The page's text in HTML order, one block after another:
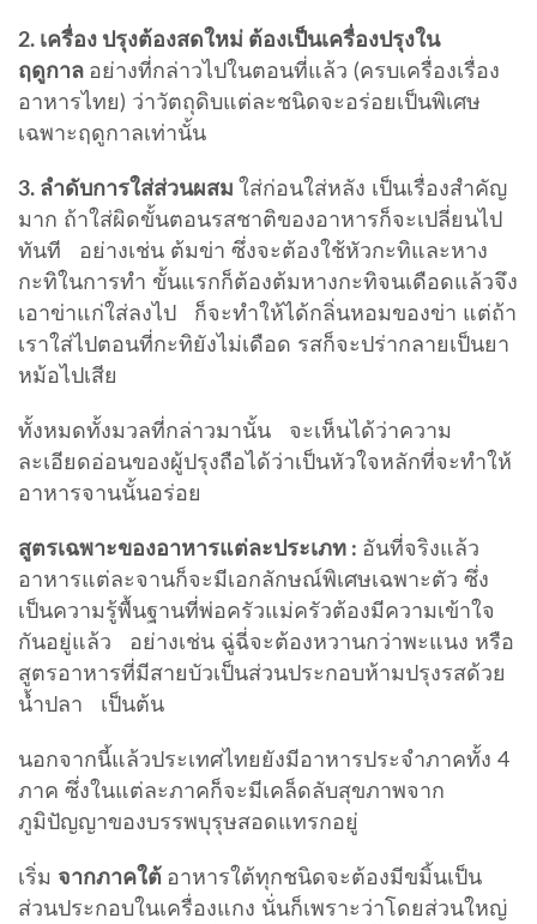
2. เครื่อง ปรุงต้องสดใหม่ ต้องเป็นเครื่องปรุงใน
ฤดูกาล อย่างที่กล่าวไปในตอนที่แล้ว (ครบเครื่องเรื่อง
อาหารไทย) ว่าวัตถุดิบแต่ละชนิดจะอร่อยเป็นพิเศษ
เฉพาะฤดูกาลเท่านั้น
3. ลำดับการใส่ส่วนผสม ใส่ก่อนใส่หลัง เป็นเรื่องสำคัญ
มาก ถ้าใส่ผิดขั้นตอนรสชาติของอาหารก็จะเปลี่ยนไป
ทันที อย่างเช่น ต้มข่า ซึ่งจะต้องใช้หัวกะทิและหาง
กะทิในการทำ ขั้นแรกก็ต้องต้มหางกะทิจนเดือดแล้วจึง
เอาข่าแก่ใส่ลงไป ก็จะทำให้ได้กลิ่นหอมของข่า แต่ถ้า
เราใส่ไปตอนที่กะทิยังไม่เดือด รสก็จะปร่ากลายเป็นยา
หม้อไปเสีย
ทั้งหมดทั้งมวลที่กล่าวมานั้น จะเห็นได้ว่าความ
ละเอียดอ่อนของผู้ปรุงถือได้ว่าเป็นหัวใจหลักที่จะทำให้
อาหารจานนั้นอร่อย
สูตรเฉพาะของอาหารแต่ละประเภท : อันที่จริงแล้ว
อาหารแต่ละจานก็จะมีเอกลักษณ์พิเศษเฉพาะตัว ซึ่ง
เป็นความรู้พื้นฐานที่พ่อครัวแม่ครัวต้องมีความเข้าใจ
กันอยู่แล้ว อย่างเช่น ฉู่ฉี่จะต้องหวานกว่าพะแนง หรือ
สูตรอาหารที่มีสายบัวเป็นส่วนประกอบห้ามปรุงรสด้วย
น้ำปลา เป็นต้น
นอกจากนี้แล้วประเทศไทยยังมีอาหารประจำภาคทั้ง 4
ภาค ซึ่งในแต่ละภาคก็จะมีเคล็ดลับสุขภาพจาก
ภูมิปัญญาของบรรพบุรุษสอดแทรกอยู่
เริ่ม จากภาคใต้ อาหารใต้ทุกชนิดจะต้องมีขมิ้นเป็น
ส่วนประกอบในเครื่องแกง นั่นก็เพราะว่าโดยส่วนใหญ่